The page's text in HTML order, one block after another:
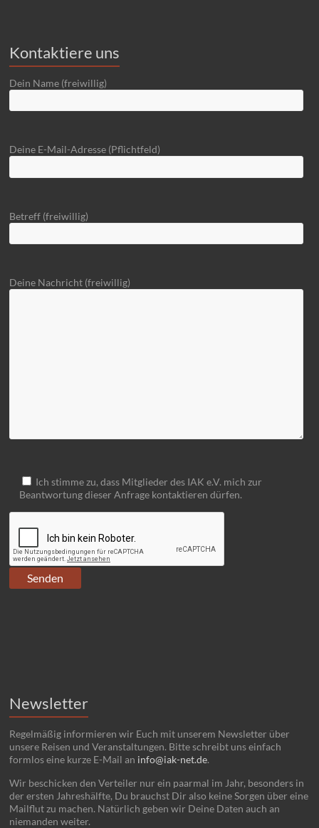
Kontaktiere uns
Dein Name (freiwillig)
Deine E-Mail-Adresse (Pflichtfeld)
Betreff (freiwillig)
Deine Nachricht (freiwillig)
Ich stimme zu, dass Mitglieder des IAK e.V. mich zur
Beantwortung dieser Anfrage kontaktieren dürfen.
Newsletter
Regelmäßig informieren wir Euch mit unserem Newsletter über
unsere Reisen und Veranstaltungen. Bitte schreibt uns einfach
formlos eine kurze E-Mail an info@iak-net.de.
Wir beschicken den Verteiler nur ein paarmal im Jahr, besonders in
der ersten Jahreshälfte, Du brauchst Dir also keine Sorgen über eine
Mailflut zu machen. Natürlich geben wir Deine Daten auch an
niemanden weiter.